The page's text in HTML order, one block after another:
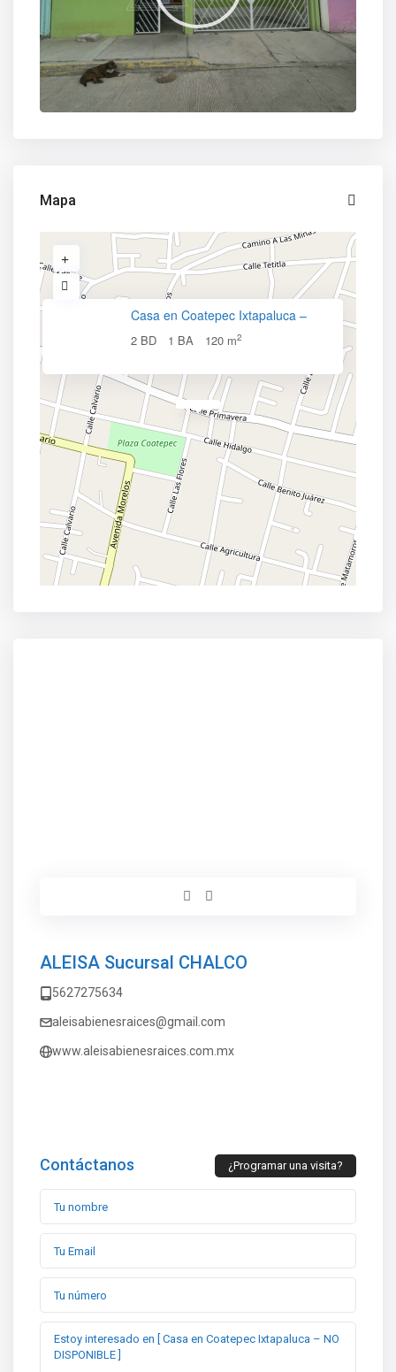
Mapa
Casa en Coatepec Ixtapaluca –
2 BD 1 BA 120 m2
ALEISA Sucursal CHALCO
5627275634
aleisabienesraices@gmail.com
www.aleisabienesraices.com.mx
Contáctanos ¿Programar una visita?